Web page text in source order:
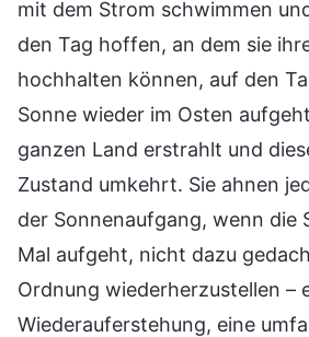
mit dem Strom schwimmen
den Tag hoffen, an dem sie
hochhalten können, auf den
Sonne wieder im Osten
ganzen Land erstrahlt und
Zustand umkehrt. Sie ahnen
der Sonnenaufgang, wenn die
Mal aufgeht, nicht dazu
Ordnung wiederherzustellen –
Wiederauferstehung, eine